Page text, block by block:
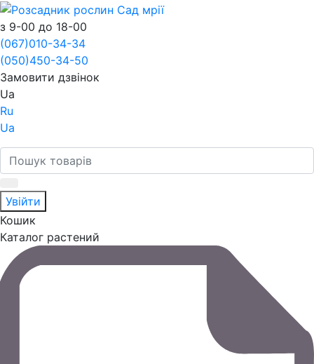
з 9-00 до 18-00
(067)010-34-34
(050)450-34-50
Замовити дзвінок
Ua
Ru
Ua
Увійти
Кошик
Каталог растений